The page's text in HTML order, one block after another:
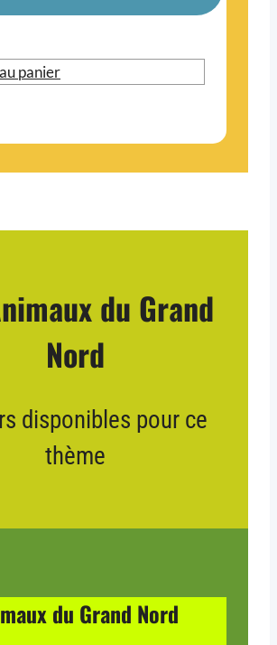
panier
du Grand
Nord
disponibles pour ce
thème
du Grand Nord